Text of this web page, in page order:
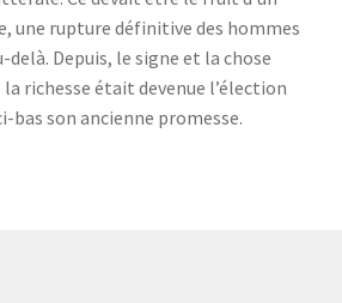
une rupture définitive des hommes
delà. Depuis, le signe et la chose
richesse était devenue l’élection
bas son ancienne promesse.